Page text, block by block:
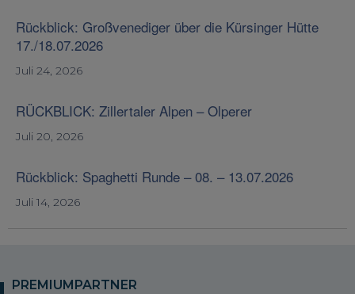
Rückblick: Großvenediger über die Kürsinger Hütte
17./18.07.2026
Juli 24, 2026
RÜCKBLICK: Zillertaler Alpen – Olperer
Juli 20, 2026
Rückblick: Spaghetti Runde – 08. – 13.07.2026
Juli 14, 2026
PREMIUMPARTNER